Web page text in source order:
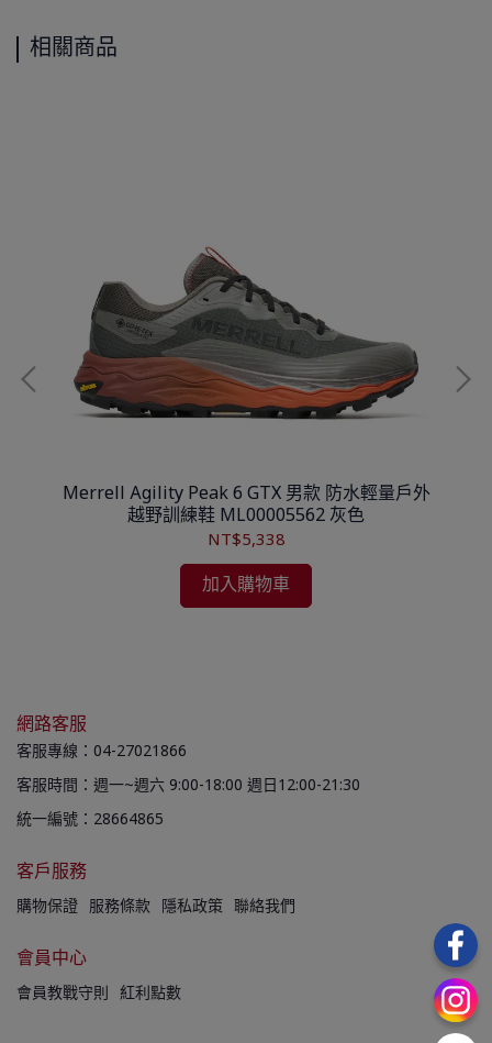
相關商品
Merrell Agility Peak 6 GTX 男款 防水輕量戶外
越野訓練鞋 ML00005562 灰色
NT$5,338
加入購物車
網路客服
客服專線：04-27021866
客服時間：週一~週六 9:00-18:00 週日12:00-21:30
統一編號：28664865
客戶服務
購物保證 服務條款 隱私政策 聯絡我們
會員中心
會員教戰守則 紅利點數